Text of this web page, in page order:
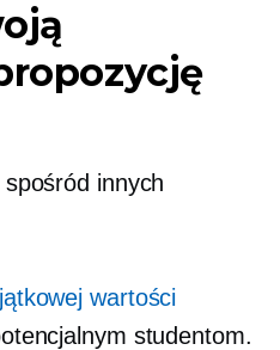
innych
wartości
studentom.